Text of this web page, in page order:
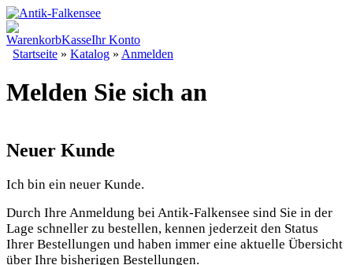
WarenkorbKasseIhr Konto
Startseite » Katalog » Anmelden
Melden Sie sich an
Neuer Kunde
Ich bin ein neuer Kunde.
Durch Ihre Anmeldung bei Antik-Falkensee sind Sie in der
Lage schneller zu bestellen, kennen jederzeit den Status
Ihrer Bestellungen und haben immer eine aktuelle Übersicht
über Ihre bisherigen Bestellungen.